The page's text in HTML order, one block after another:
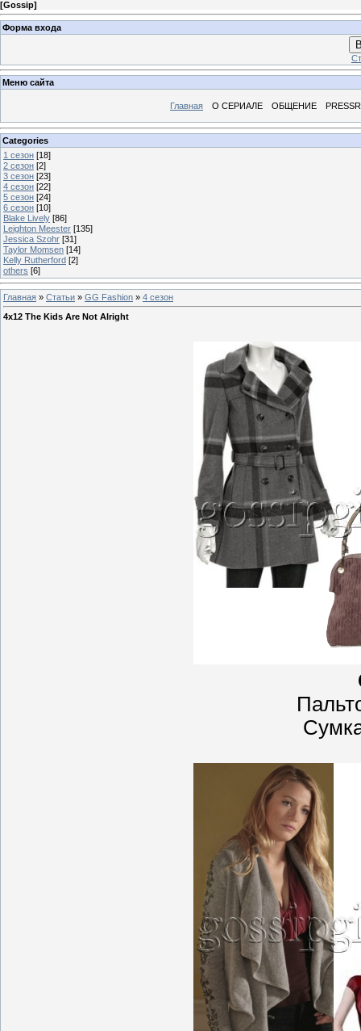
[Gossip]
Форма входа
Меню сайта
Главная О СЕРИАЛЕ ОБЩЕНИЕ
Categories
1 сезон [18]
2 сезон [2]
3 сезон [23]
4 сезон [22]
5 сезон [24]
6 сезон [10]
Blake Lively [86]
Leighton Meester [135]
Jessica Szohr [31]
Taylor Momsen [14]
Kelly Rutherford [2]
others [6]
Главная » Статьи » GG Fashion » 4 сезон
4x12 The Kids Are Not Alright